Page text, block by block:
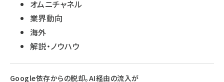
オムニチャネル
業界動向
海外
解説・ノウハウ
Google依存からの脱却。AI経由の流入が